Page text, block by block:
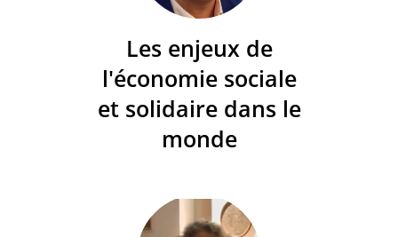
Les enjeux de
l'économie sociale
et solidaire dans le
monde